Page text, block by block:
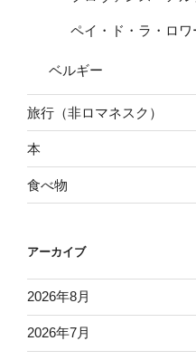
ペイ・ド・ラ・ロワ
ベルギー
旅行（非ロマネスク）
本
食べ物
アーカイブ
2026年8月
2026年7月